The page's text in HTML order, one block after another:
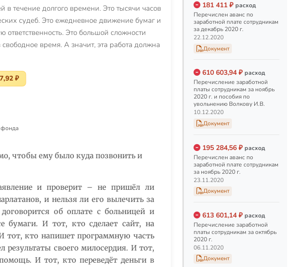
течение долгого времени. Это тысячи часов
судеб. Это ежедневное движение бумаг и
ответственность. Это большой сложности
время. А значит, эта работа должна
₽
чтобы ему было куда позвонить и
и проверит – не пришёл ли
и нельзя ли его вылечить за
об оплате с больницей и
бумаги. И тот, кто сделает сайт, на
тот, кто напишет программную часть
своего милосердия. И тот,
И тот, кто переведёт деньги в
2020 г.
21.10.2020
Перечисление зарплаты
координатору
фонда
Перечислена заработная
плата за сентябрь 2020 г.
координатору итальянского
отделения фонда
08.10.2020
сентябрь 2020 г.
Перечисление заработной
платы сотрудникам за
сентябрь 2020 г.
06.10.2020
Аванс за сентябрь 2020
г.
Перечислен аванс по
заработной плате
сотрудникам за сентябрь
2020 г.
181 411 ₽ расход
Перечислен аванс по
заработной плате сотрудникам
за декабрь 2020 г.
22.12.2020
Документ
610 603,94 ₽ расход
Перечисление заработной
платы сотрудникам за ноябрь
2020 г. и пособия по
увольнению Волкову И.В.
10.12.2020
Документ
195 284,56 ₽ расход
Перечислен аванс по
заработной плате сотрудникам
за ноябрь 2020 г.
23.11.2020
Документ
613 601,14 ₽ расход
Перечисление заработной
платы сотрудникам за октябрь
2020 г.
06.11.2020
Документ